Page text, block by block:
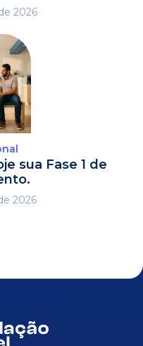
2026
sua Fase 1 de
2026